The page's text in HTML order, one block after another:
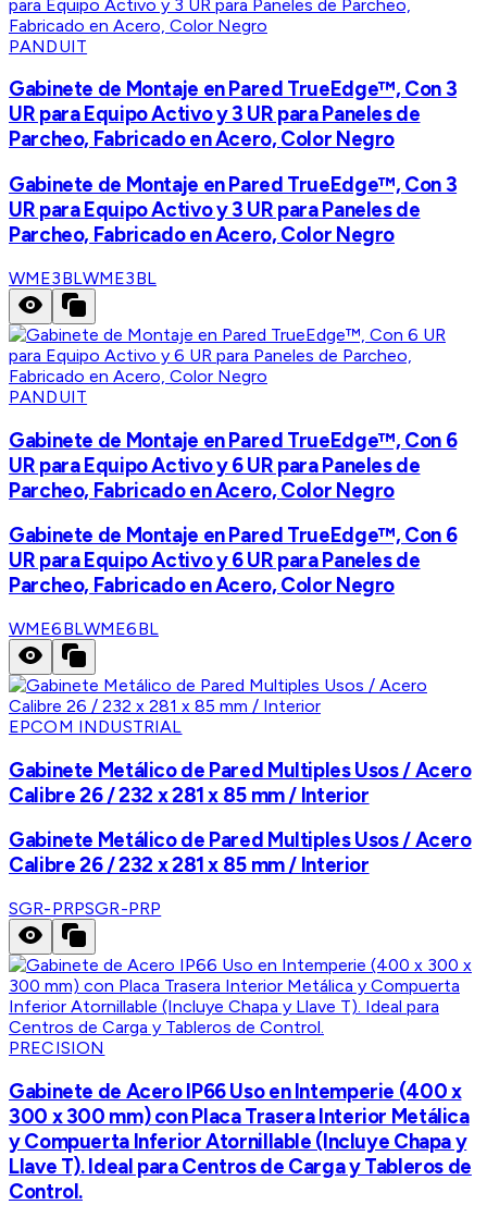
PANDUIT
Gabinete de Montaje en Pared TrueEdge™, Con 3
UR para Equipo Activo y 3 UR para Paneles de
Parcheo, Fabricado en Acero, Color Negro
Gabinete de Montaje en Pared TrueEdge™, Con 3
UR para Equipo Activo y 3 UR para Paneles de
Parcheo, Fabricado en Acero, Color Negro
WME3BLWME3BL
PANDUIT
Gabinete de Montaje en Pared TrueEdge™, Con 6
UR para Equipo Activo y 6 UR para Paneles de
Parcheo, Fabricado en Acero, Color Negro
Gabinete de Montaje en Pared TrueEdge™, Con 6
UR para Equipo Activo y 6 UR para Paneles de
Parcheo, Fabricado en Acero, Color Negro
WME6BLWME6BL
EPCOM INDUSTRIAL
Gabinete Metálico de Pared Multiples Usos / Acero
Calibre 26 / 232 x 281 x 85 mm / Interior
Gabinete Metálico de Pared Multiples Usos / Acero
Calibre 26 / 232 x 281 x 85 mm / Interior
SGR-PRPSGR-PRP
PRECISION
Gabinete de Acero IP66 Uso en Intemperie (400 x
300 x 300 mm) con Placa Trasera Interior Metálica
y Compuerta Inferior Atornillable (Incluye Chapa y
Llave T). Ideal para Centros de Carga y Tableros de
Control.